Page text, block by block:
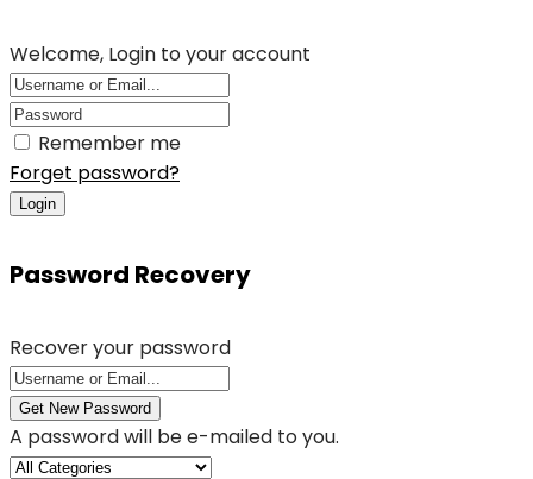
Welcome, Login to your account
Remember me
Forget password?
Login
Password Recovery
Recover your password
Get New Password
A password will be e-mailed to you.